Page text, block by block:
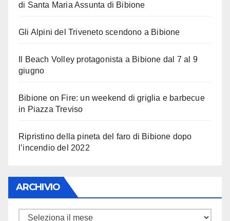
di Santa Maria Assunta di Bibione
Gli Alpini del Triveneto scendono a Bibione
Il Beach Volley protagonista a Bibione dal 7 al 9
giugno
Bibione on Fire: un weekend di griglia e barbecue
in Piazza Treviso
Ripristino della pineta del faro di Bibione dopo
l’incendio del 2022
ARCHIVIO
ARCHIVIO